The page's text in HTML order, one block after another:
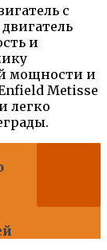
с
и
мощности и
Metisse
легко